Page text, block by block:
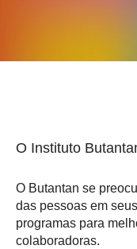
O Instituto
O Butantan se
das pessoas em
programas para
colaboradoras.